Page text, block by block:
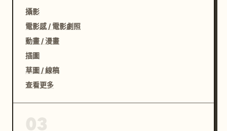
攝影
電影感 / 電影劇照
動畫 / 漫畫
插圖
草圖 / 線稿
查看更多